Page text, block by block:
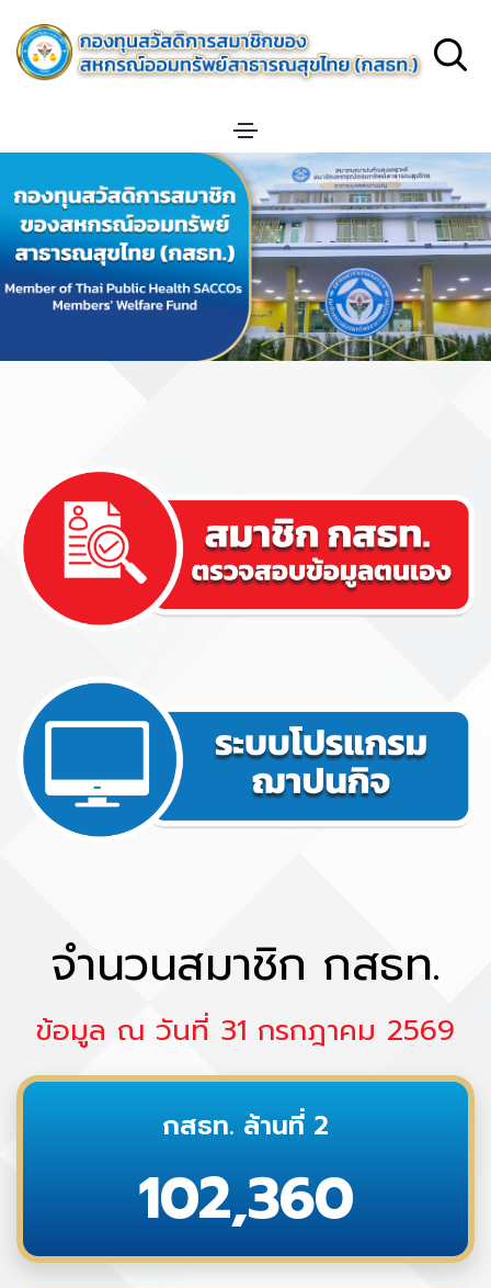
จำนวนสมาชิก กสธท.
ข้อมูล ณ วันที่ 31 กรกฎาคม 2569
กสธท. ล้านที่ 2
102,360